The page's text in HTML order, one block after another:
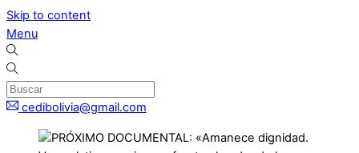
Skip to content
Menu
cedibolivia@gmail.com